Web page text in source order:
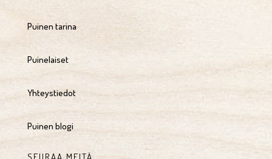
Puinen tarina
Puinelaiset
Yhteystiedot
Puinen blogi